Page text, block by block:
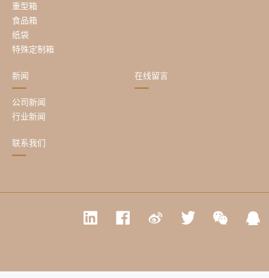
重型箱
食品箱
纸袋
特殊定制箱
新闻
公司新闻
行业新闻
在线留言
联系我们